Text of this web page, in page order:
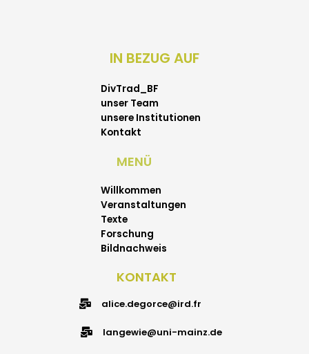
IN BEZUG AUF
DivTrad_BF
unser Team
unsere Institutionen
Kontakt
MENÜ
Willkommen
Veranstaltungen
Texte
Forschung
Bildnachweis
KONTAKT
alice.degorce@ird.fr
langewie@uni-mainz.de